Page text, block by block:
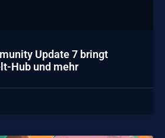
Update 7 bringt
Hub und mehr